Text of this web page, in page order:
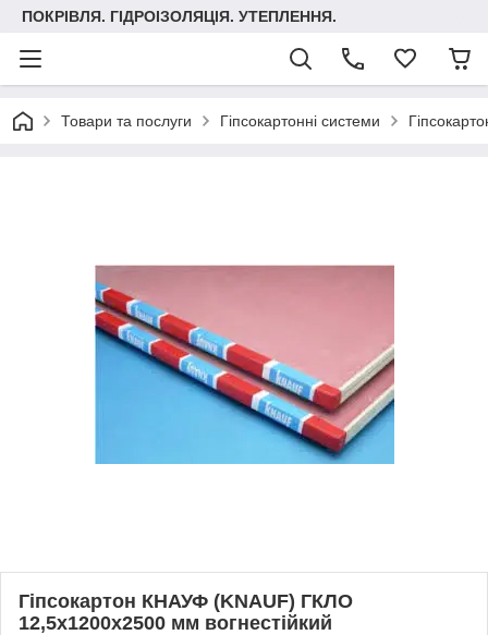
ПОКРІВЛЯ. ГІДРОІЗОЛЯЦІЯ. УТЕПЛЕННЯ.
Товари та послуги Гіпсокартонні системи
Гіпсокартон КНАУФ (KNAUF) ГКЛО
12,5х1200х2500 мм вогнестійкий